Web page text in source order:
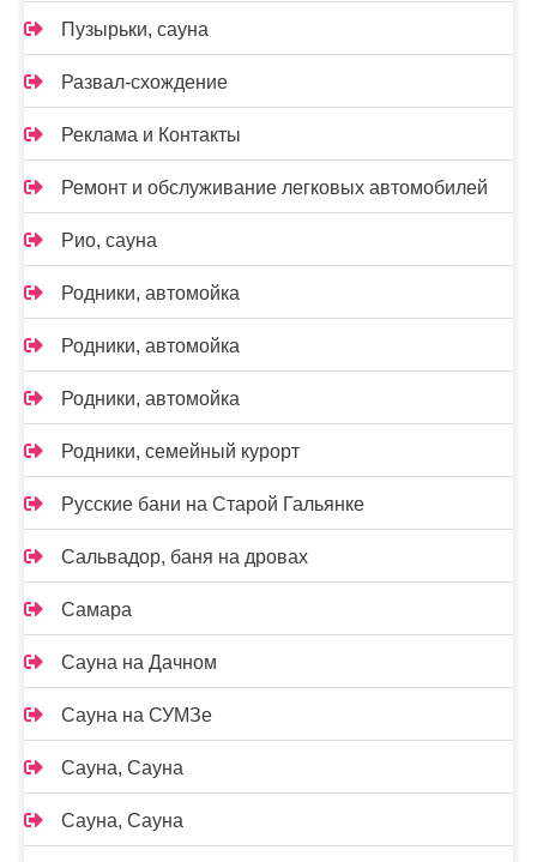
Пузырьки, сауна
Развал-схождение
Реклама и Контакты
Ремонт и обслуживание легковых автомобилей
Рио, сауна
Родники, автомойка
Родники, автомойка
Родники, автомойка
Родники, семейный курорт
Русские бани на Старой Гальянке
Сальвадор, баня на дровах
Самара
Сауна на Дачном
Сауна на СУМЗе
Сауна, Сауна
Сауна, Сауна